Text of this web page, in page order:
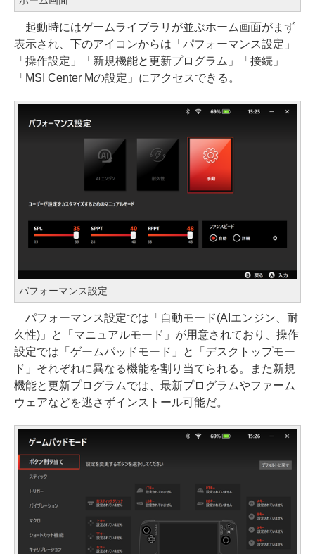
起動時にはゲームライブラリが並ぶホーム画面がまず
表示され、下のアイコンからは「パフォーマンス設定」
「操作設定」「新規機能と更新プログラム」「接続」
「MSI Center Mの設定」にアクセスできる。
パフォーマンス設定
パフォーマンス設定では「自動モード(AIエンジン、耐
久性)」と「マニュアルモード」が用意されており、操作
設定では「ゲームパッドモード」と「デスクトップモー
ド」それぞれに異なる機能を割り当てられる。また新規
機能と更新プログラムでは、最新プログラムやファーム
ウェアなどを逃さずインストール可能だ。